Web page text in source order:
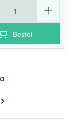
Bestel